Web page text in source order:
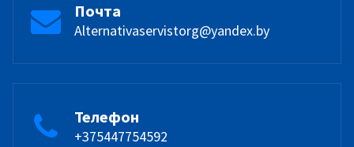
Почта
Alternativaservistorg@yandex.by
Телефон
+375447754592